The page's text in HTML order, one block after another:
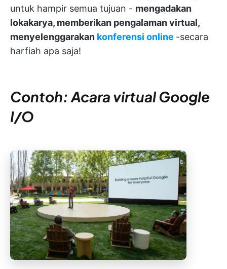
untuk hampir semua tujuan - mengadakan
lokakarya, memberikan pengalaman virtual,
menyelenggarakan konferensi online -secara
harfiah apa saja!
Contoh: Acara virtual Google
I/O